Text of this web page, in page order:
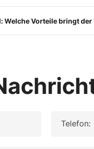
Welche Vorteile bringt der
Körper?
Telefon: